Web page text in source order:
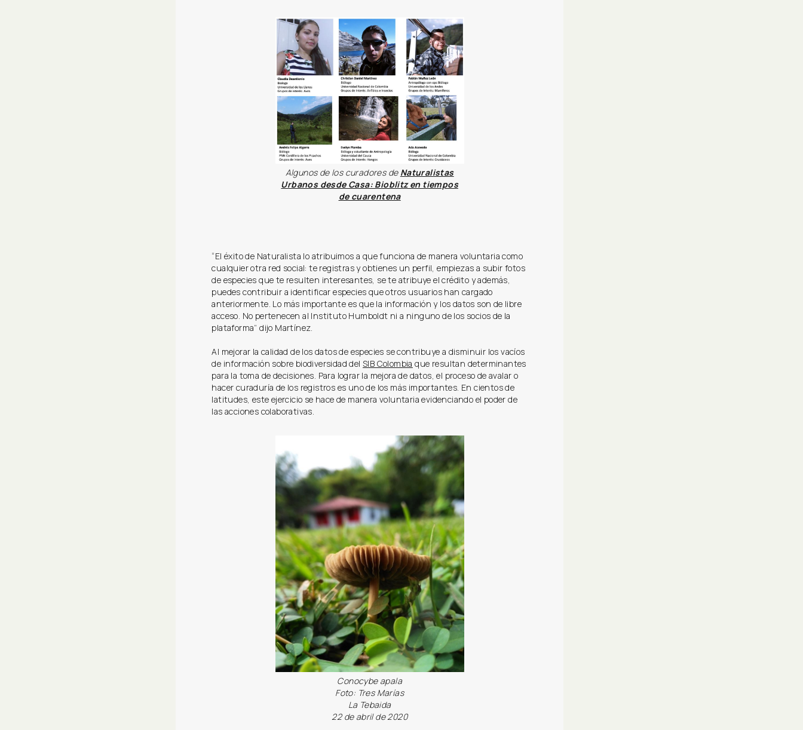
Algunos de los curadores de Naturalistas
Urbanos desde Casa: Bioblitz en tiempos
de cuarentena
“El éxito de Naturalista lo atribuimos a que funciona de manera voluntaria como
cualquier otra red social: te registras y obtienes un perfil, empiezas a subir fotos
de especies que te resulten interesantes, se te atribuye el crédito y además,
puedes contribuir a identificar especies que otros usuarios han cargado
anteriormente. Lo más importante es que la información y los datos son de libre
acceso. No pertenecen al Instituto Humboldt ni a ninguno de los socios de la
plataforma” dijo Martínez.
Al mejorar la calidad de los datos de especies se contribuye a disminuir los vacíos
de información sobre biodiversidad delSIB Colombia que resultan determinantes
para la toma de decisiones. Para lograr la mejora de datos, el proceso de avalar o
hacer curaduría de los registros es uno de los más importantes. En cientos de
latitudes, este ejercicio se hace de manera voluntaria evidenciando el poder de
las acciones colaborativas.
Conocybe apala
Foto: Tres Marías
La Tebaida
22 de abril de 2020